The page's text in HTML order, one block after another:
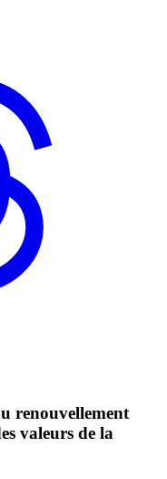
renouvellement
valeurs de la